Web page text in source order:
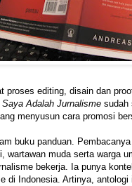
proses editing, disain dan
Adalah Jurnalisme sudah
menyusun cara promosi
buku panduan.
wartawan muda serta warga
bekerja. Ia punya
di Indonesia. Artinya,